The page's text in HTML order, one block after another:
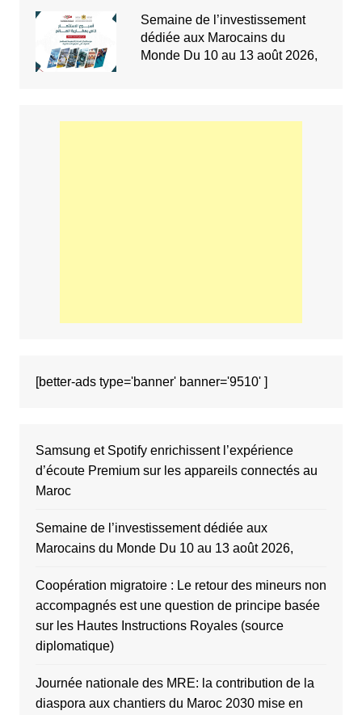
Semaine de l’investissement
dédiée aux Marocains du
Monde Du 10 au 13 août 2026,
[better-ads type='banner' banner='9510' ]
Samsung et Spotify enrichissent l’expérience
d’écoute Premium sur les appareils connectés au
Maroc
Semaine de l’investissement dédiée aux
Marocains du Monde Du 10 au 13 août 2026,
Coopération migratoire : Le retour des mineurs non
accompagnés est une question de principe basée
sur les Hautes Instructions Royales (source
diplomatique)
Journée nationale des MRE: la contribution de la
diaspora aux chantiers du Maroc 2030 mise en